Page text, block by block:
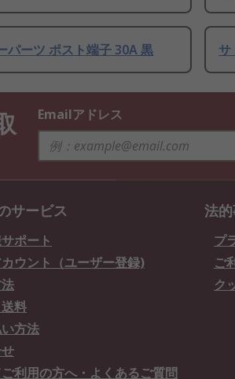
パーツ ポスト端子 30A 黒 サ
Emailアドレス
サービス
ポート
ウント（ユーザー登録)
料
方法
利用の方へ・よくあるご質問
法
プ
ご
ク